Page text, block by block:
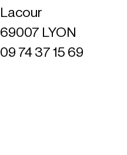
Lacour
69007 LYON
09 74 37 15 69